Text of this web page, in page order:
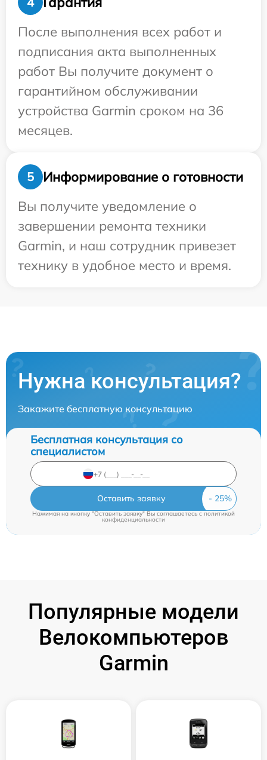
После выполнения всех работ и
подписания акта выполненных
работ Вы получите документ о
гарантийном обслуживании
устройства Garmin сроком на 36
месяцев.
5
Информирование о готовности
Вы получите уведомление о
завершении ремонта техники
Garmin, и наш сотрудник привезет
технику в удобное место и время.
Нужна консультация?
Закажите бесплатную консультацию
Бесплатная консультация со
специалистом
Оставить заявку
Нажимая на кнопку "Оставить заявку" Вы соглашаетесь cполитикой
конфиденциальности
Популярные модели
Велокомпьютеров
Garmin